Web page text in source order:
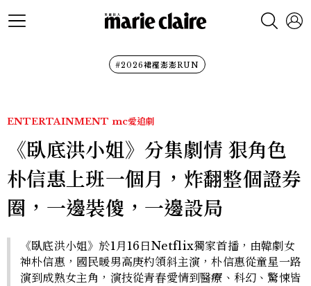
#2026裙襬澎澎RUN
ENTERTAINMENT mc愛追劇
《臥底洪小姐》分集劇情 狠角色
朴信惠上班一個月，炸翻整個證券
圈，一邊裝傻，一邊設局
《臥底洪小姐》於1月16日Netflix獨家首播，由韓劇女
神朴信惠，國民暖男高庚杓領斜主演，朴信惠從童星一路
演到成熟女主角，演技從青春愛情到醫療、科幻、驚悚皆